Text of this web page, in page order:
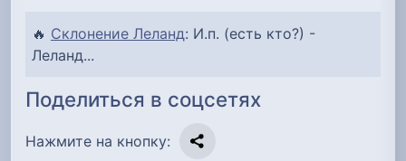
🔥 Склонение Леланд: И.п. (есть кто?) -
Леланд...
Поделиться в соцсетях
Нажмите на кнопку: